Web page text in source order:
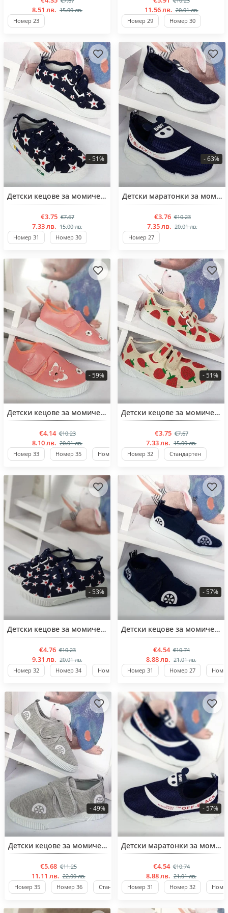
8.51 лв. 15.00 лв.
Номер 23
11.56 лв. 20.01 лв.
Номер 29
Номер 30
BESTSELLERДетски кецове за момичета от 26 до 31 номер
€3.75 €7.67
- 51%
7.33 лв. 15.00 лв.
Номер 31
Номер 30
BESTSELLERДетски маратонки за момичета от 25 до 30 номер
€3.76 €10.23
- 63%
7.35 лв. 20.01 лв.
Номер 27
BESTSELLERДетски кецове за момичета от 32 до 37 номер
€4.14 €10.23
- 59%
8.10 лв. 20.01 лв.
Номер 33
Номер 35 Номер 36 Стандартен
BESTSELLERДетски кецове за момичета от 31 до 37 номер
€3.75 €7.67
- 51%
7.33 лв. 15.00 лв.
Номер 32
Стандартен
Детски кецове за момичета от 32 до 37 номер
€4.76 €10.23
- 53%
9.31 лв. 20.01 лв.
Номер 32
Номер 34 Номер 35 Номер 36 Стандартен
BESTSELLERДетски кецове за момичета от 26 до 31 номер
€4.54 €10.74
- 57%
8.88 лв. 21.01 лв.
Номер 31
Номер 27
BESTSELLERДетски кецове за момичета от 32 до 37 номер
€5.68 €11.25
- 49%
11.11 лв. 22.00 лв.
Номер 35
Номер 36 Стандартен
BESTSELLERДетски маратонки за момиче
€4.54 €10.74
- 57%
8.88 лв. 21.01 лв.
Номер 31
Номер 32